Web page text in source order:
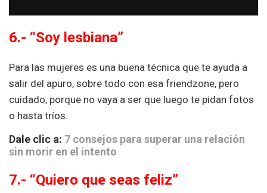
6.- “Soy lesbiana”
Para las mujeres es una buena técnica que te ayuda a
salir del apuro, sobre todo con esa friendzone, pero
cuidado, porque no vaya a ser que luego te pidan fotos
o hasta tríos.
Dale clic a: 7 consejos para superar una relación
sin morir en el intento
7.- “Quiero que seas feliz”